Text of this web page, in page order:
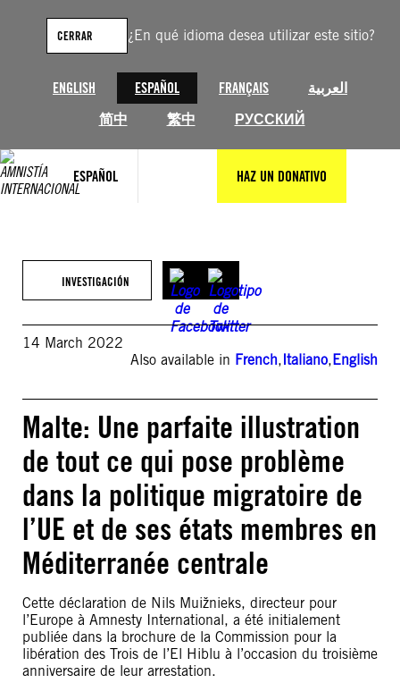
¿En qué idioma desea utilizar este sitio?
ENGLISH ESPAÑOL FRANÇAIS
العربية
简中
繁中 РУССКИЙ
CERRAR
ESPAÑOL HAZ UN DONATIVO
contenido
INVESTIGACIÓN
14 March 2022
Also available in French,Italiano,English
Malte: Une parfaite illustration
de tout ce qui pose problème
dans la politique migratoire de
l’UE et de ses états membres en
Méditerranée centrale
Cette déclaration de Nils Muižnieks, directeur pour
l’Europe à Amnesty International, a été initialement
publiée dans la brochure de la Commission pour la
libération des Trois de l’El Hiblu à l’occasion du troisième
anniversaire de leur arrestation.